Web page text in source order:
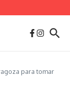
Buñuel: tu oasis
2025-
para tomar